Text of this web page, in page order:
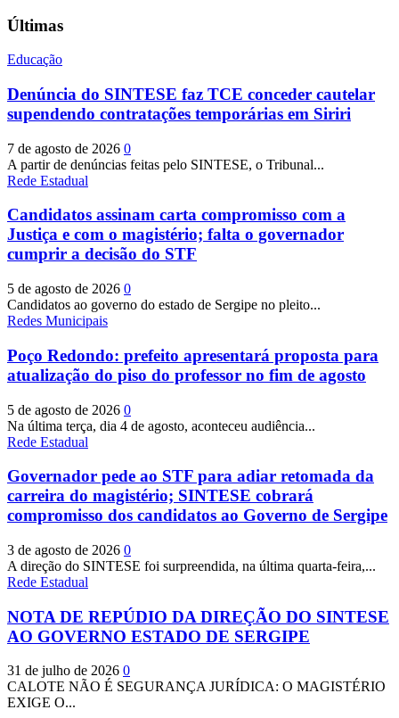
Últimas
Educação
Denúncia do SINTESE faz TCE conceder cautelar
supendendo contratações temporárias em Siriri
7 de agosto de 2026 0
A partir de denúncias feitas pelo SINTESE, o Tribunal...
Rede Estadual
Candidatos assinam carta compromisso com a
Justiça e com o magistério; falta o governador
cumprir a decisão do STF
5 de agosto de 2026 0
Candidatos ao governo do estado de Sergipe no pleito...
Redes Municipais
Poço Redondo: prefeito apresentará proposta para
atualização do piso do professor no fim de agosto
5 de agosto de 2026 0
Na última terça, dia 4 de agosto, aconteceu audiência...
Rede Estadual
Governador pede ao STF para adiar retomada da
carreira do magistério; SINTESE cobrará
compromisso dos candidatos ao Governo de Sergipe
3 de agosto de 2026 0
A direção do SINTESE foi surpreendida, na última quarta-feira,...
Rede Estadual
NOTA DE REPÚDIO DA DIREÇÃO DO SINTESE
AO GOVERNO ESTADO DE SERGIPE
31 de julho de 2026 0
CALOTE NÃO É SEGURANÇA JURÍDICA: O MAGISTÉRIO
EXIGE O...